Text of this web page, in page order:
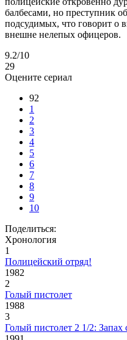
балбесами, но преступник
подсудимых, что говорит о
внешне нелепых офицеров.
9.2/10
29
Оцените сериал
92
1
2
3
4
5
6
7
8
9
10
Поделиться:
Хронология
1
Полицейский отряд!
1982
2
Голый пистолет
1988
3
Голый пистолет 2 1/2: Запах